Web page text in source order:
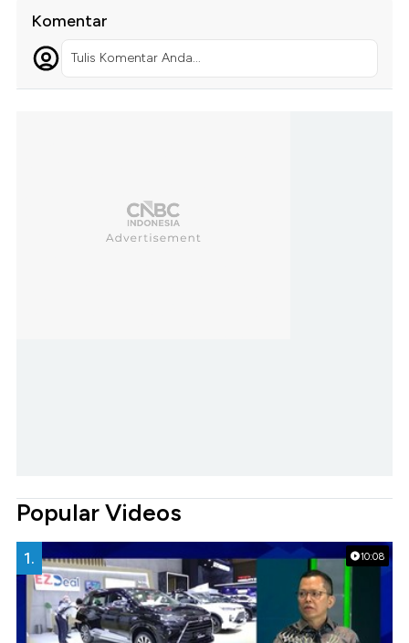
Komentar
Tulis Komentar Anda...
Popular Videos
10:08
1.